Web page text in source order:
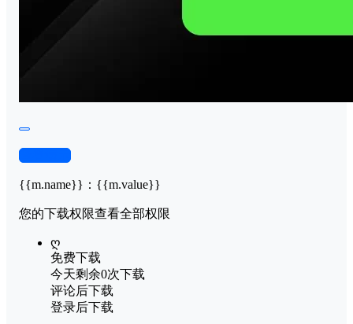
{{m.name}} ： {{m.value}}
您的下载权限查看全部权限
ღ
免费下载
今天剩余0次下载
评论后下载
登录后下载